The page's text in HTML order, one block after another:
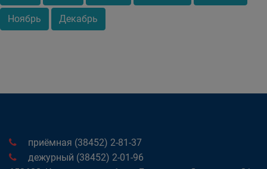
Ноябрь Декабрь
приёмная (38452) 2-81-37
дежурный (38452) 2-01-96